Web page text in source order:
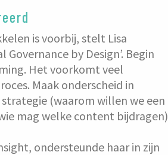
is voorbij, stelt Lisa
by Design’. Begin
Het voorkomt veel
Maak onderscheid in
(waarom willen we een
mag welke content bijdragen)
ondersteunde haar in zijn